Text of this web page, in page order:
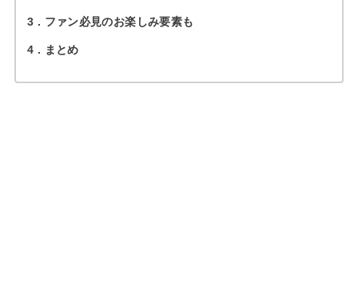
3 ファン必見のお楽しみ要素も
4 まとめ